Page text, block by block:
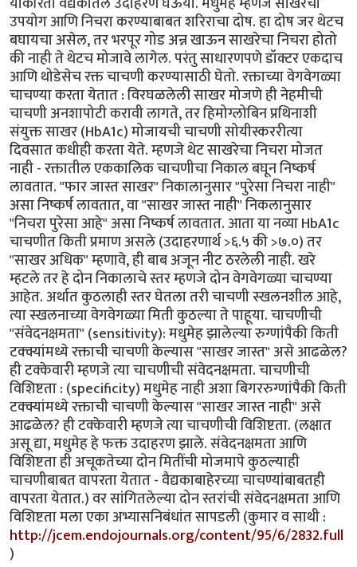
उपयोग आणि निचरा करण्याबाबत शरिराचा दोष. हा दोष जर थेटच
बघायचा असेल, तर भरपूर गोड अन्न खाऊन साखरेचा निचरा होतो
की नाही ते थेटच मोजावे लागेल. परंतु साधारणपणे डॉक्टर एकदाच
आणि थोडेसेच रक्त चाचणी करण्यासाठी घेतो. रक्ताच्या वेगवेगळ्या
चाचण्या करता येतात : विरघळलेली साखर मोजणे ही नेहमीची
चाचणी अनशापोटी करावी लागते, तर हिमोग्लोबिन प्रथिनाशी
संयुक्त साखर (HbA1c) मोजायची चाचणी सोयीस्कररीत्या
दिवसात कधीही करता येते. म्हणजे थेट साखरेचा निचरा मोजत
नाही - रक्तातील एककालिक चाचणीचा निकाल बघून निष्कर्ष
लावतात. "फार जास्त साखर" निकालानुसार "पुरेसा निचरा नाही"
असा निष्कर्ष लावतात, वा "साखर जास्त नाही" निकलानुसार
"निचरा पुरेसा आहे" असा निष्कर्ष लावतात. आता या नव्या HbA1c
चाचणीत किती प्रमाण असले (उदाहरणार्थ >६.५ की >७.०) तर
"साखर अधिक" म्हणावे, ही बाब अजून नीट ठरलेली नाही. खरे
म्हटले तर हे दोन निकालाचे स्तर म्हणजे दोन वेगवेगळ्या चाचण्या
आहेत. अर्थात कुठलाही स्तर घेतला तरी चाचणी स्खलनशील आहे,
त्या स्खलनाच्या वेगवेगळ्या मिती कुठल्या ते पाहूया. चाचणीची
"संवेदनक्षमता" (sensitivity): मधुमेह झालेल्या रुग्णांपैकी किती
टक्क्यांमध्ये रक्ताची चाचणी केल्यास "साखर जास्त" असे आढळेल?
ही टक्केवारी म्हणजे त्या चाचणीची संवेदनक्षमता. चाचणीची
विशिष्टता : (specificity) मधुमेह नाही अशा बिगररुग्णांपैकी किती
टक्क्यांमध्ये रक्ताची चाचणी केल्यास "साखर जास्त नाही" असे
आढळेल? ही टक्केवारी म्हणजे त्या चाचणीची विशिष्टता. (लक्षात
असू द्या, मधुमेह हे फक्त उदाहरण झाले. संवेदनक्षमता आणि
विशिष्टता ही अचूकतेच्या दोन मितींची मोजमापे कुठल्याही
चाचणीबाबत वापरता येतात - वैद्यकाबाहेरच्या चाचण्यांबाबतही
वापरता येतात.) वर सांगितलेल्या दोन स्तरांची संवेदनक्षमता आणि
विशिष्टता मला एका अभ्यासनिबंधांत सापडली (कुमार व साथी :
http://jcem.endojournals.org/content/95/6/2832.full
)